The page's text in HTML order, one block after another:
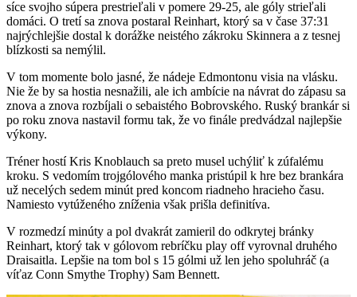
síce svojho súpera prestrieľali v pomere 29-25, ale góly strieľali
domáci. O tretí sa znova postaral Reinhart, ktorý sa v čase 37:31
najrýchlejšie dostal k dorážke neistého zákroku Skinnera a z tesnej
blízkosti sa nemýlil.
V tom momente bolo jasné, že nádeje Edmontonu visia na vlásku.
Nie že by sa hostia nesnažili, ale ich ambície na návrat do zápasu sa
znova a znova rozbíjali o sebaistého Bobrovského. Ruský brankár si
po roku znova nastavil formu tak, že vo finále predvádzal najlepšie
výkony.
Tréner hostí Kris Knoblauch sa preto musel uchýliť k zúfalému
kroku. S vedomím trojgólového manka pristúpil k hre bez brankára
už necelých sedem minút pred koncom riadneho hracieho času.
Namiesto vytúženého zníženia však prišla definitíva.
V rozmedzí minúty a pol dvakrát zamieril do odkrytej bránky
Reinhart, ktorý tak v gólovom rebríčku play off vyrovnal druhého
Draisaitla. Lepšie na tom bol s 15 gólmi už len jeho spoluhráč (a
víťaz Conn Smythe Trophy) Sam Bennett.